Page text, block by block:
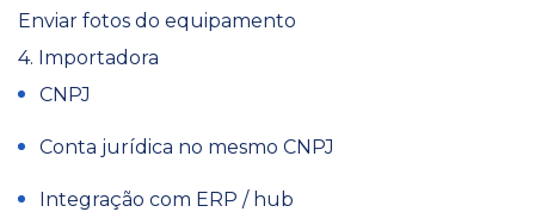
Enviar fotos do equipamento
4. Importadora
CNPJ
Conta jurídica no mesmo CNPJ
Integração com ERP / hub